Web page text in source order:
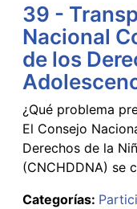
39 -
Nacional
de los
¿Qué problema
El Consejo
Derechos de la
(CNCHDDNA) se
Categorías: